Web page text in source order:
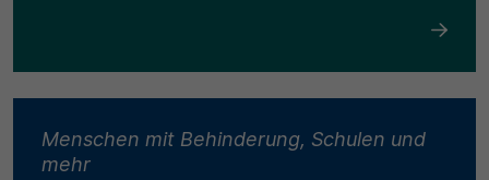
Menschen mit Behinderung, Schulen und
mehr